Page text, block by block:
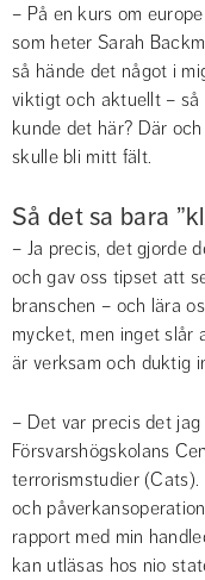
– På en kurs om
som heter Sarah
så hände det något i
viktigt och aktuellt –
kunde det här? Där
skulle bli mitt fält.
Så det sa bara
– Ja precis, det gjorde
och gav oss tipset att
branschen – och lära
mycket, men inget slår
är verksam och duktig
– Det var precis det
Försvarshögskolans
terrorismstudier
och
rapport med min
kan utläsas hos nio